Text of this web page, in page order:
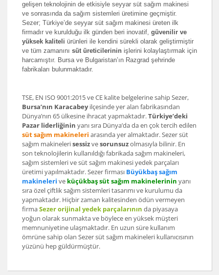
gelişen teknolojinin de etkisiyle seyyar süt sağım makinesi
ve sonrasında da sağım sistemleri üretimine geçmiştir.
Sezer; Türkiye’de seyyar süt sağım makinesi üreten ilk
firmadır ve kurulduğu ilk günden beri inovatif, güvenilir ve
yüksek kaliteli ürünleri ile kendini sürekli olarak geliştirmiştir
ve tüm zamanını süt üreticilerinin işlerini kolaylaştırmak için
harcamıştır. Bursa ve Bulgaristan’ın Razgrad şehrinde
fabrikaları bulunmaktadır.
TSE, EN ISO 9001:2015 ve CE kalite belgelerine sahip Sezer,
Bursa’nın Karacabeyilçesinde yer alan fabrikasından
Dünya’nın 65 ülkesine ihracat yapmaktadır.Türkiye’deki
Pazar liderliğinin yanı sıra Dünya’da da en çok tercih edilen
süt sağım makineleri arasında yer almaktadır. Sezer süt
sağım makinelerisessizvesorunsuzolmasıyla bilinir. En
son teknolojilerin kullanıldığı fabrikada sağım makineleri,
sağım sistemleri ve süt sağım makinesi yedek parçaları
üretimi yapılmaktadır.Sezer firması Büyükbaş sağım
makineleri ve küçükbaş süt sağım makinelerinin yanı
sıra özel çiftlik sağım sistemleri tasarımı ve kurulumu da
yapmaktadır. Hiçbir zaman kalitesinden ödün vermeyen
firmaSezer orijinal yedek parçalarının da piyasaya
yoğun olarak sunmakta ve böylece en yüksek müşteri
memnuniyetine ulaşmaktadır. En uzun süre kullanım
ömrüne sahip olan Sezer süt sağım makineleri kullanıcısının
yüzünü hep güldürmüştür.